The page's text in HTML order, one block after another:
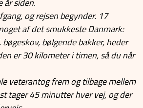
år siden.
og rejsen begynder. 17
af det smukkeste Danmark:
bølgende bakker, heder
er 30 kilometer i timen, så du når
veterantog frem og tilbage mellem
tager 45 minutter hver vej, og der